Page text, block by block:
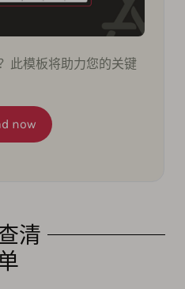
此模板将助力您的关键
now
清